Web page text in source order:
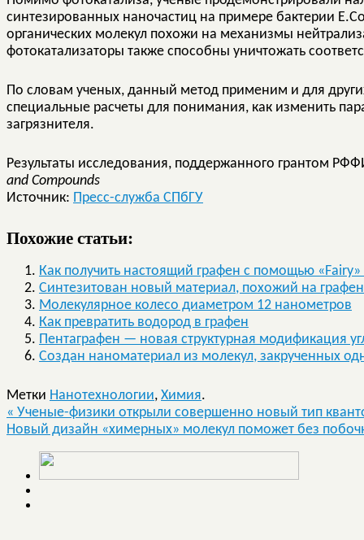
синтезированных наночастиц на примере бактерии
органических молекул похожи на механизмы
фотокатализаторы также способны уничтожать
По словам ученых, данный метод применим и для
специальные расчеты для понимания, как изменить
загрязнителя.
Результаты исследования, поддержанного грантом
and Compounds
Источник: Пресс-служба СПбГУ
Похожие статьи:
Как получить настоящий графен с помощью
Синтезитован новый материал, похожий на графен
Молекулярное колесо диаметром 12 нанометров
Как превратить водород в графен
Пентаграфен — новая структурная модификация
Создан наноматериал из молекул, закрученных
Метки Нанотехнологии, Химия.
« Ученые-физики открыли совершенно новый тип
Новый дизайн «химерных» молекул поможет без